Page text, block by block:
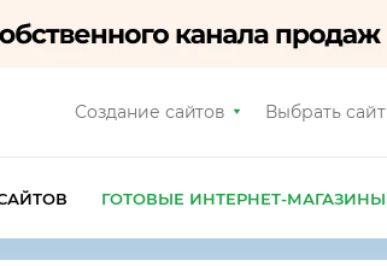
Создание сайтов Выбрать сайт
ГОТОВЫЕ ИНТЕРНЕТ-МАГАЗИНЫ